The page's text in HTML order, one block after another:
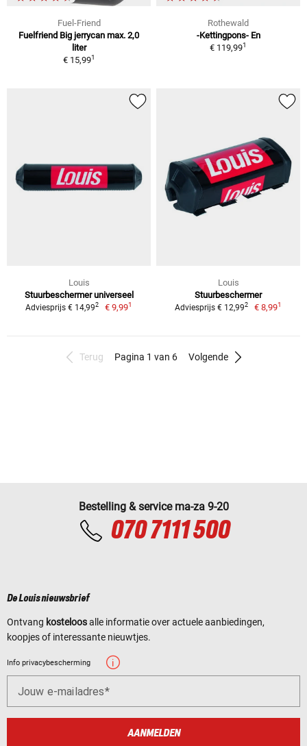
Fuel-Friend
Fuelfriend Big jerrycan max. 2,0
liter
€ 15,991
Rothewald
-Kettingpons- En
€ 119,991
Louis
Stuurbeschermer universeel
Adviesprijs € 14,992 € 9,991
Louis
Stuurbeschermer
Adviesprijs € 12,992 € 8,991
Terug Pagina 1 van 6 Volgende
Bestelling & service ma-za 9-20
070 7111 500
De Louis nieuwsbrief
Ontvang kosteloosalle informatie over actuele aanbiedingen,
koopjes of interessante nieuwtjes.
Info privacybescherming
Jouw e-mailadres
AANMELDEN